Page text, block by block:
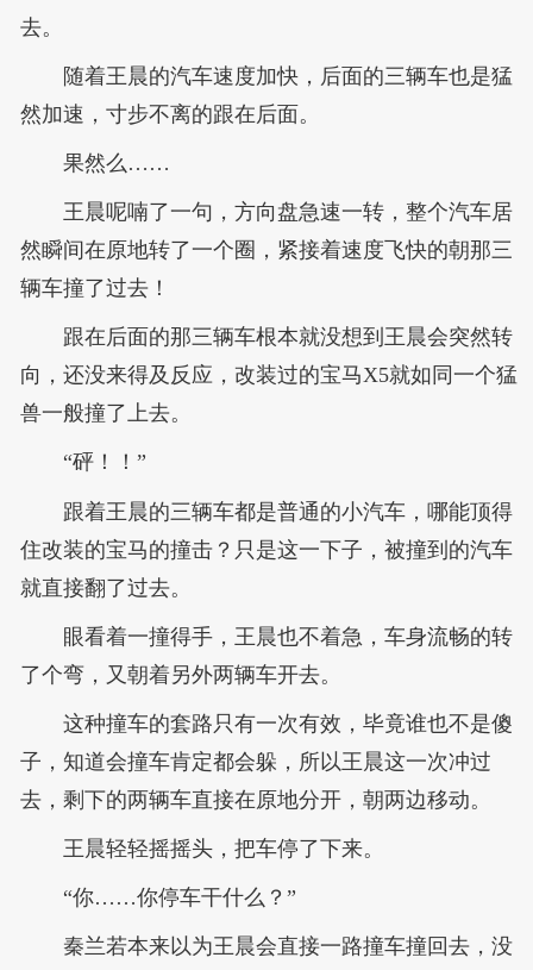
去。
随着王晨的汽车速度加快，后面的三辆车也是猛
然加速，寸步不离的跟在后面。
果然么……
王晨呢喃了一句，方向盘急速一转，整个汽车居
然瞬间在原地转了一个圈，紧接着速度飞快的朝那三
辆车撞了过去！
跟在后面的那三辆车根本就没想到王晨会突然转
向，还没来得及反应，改装过的宝马X5就如同一个猛
兽一般撞了上去。
“砰！！”
跟着王晨的三辆车都是普通的小汽车，哪能顶得
住改装的宝马的撞击？只是这一下子，被撞到的汽车
就直接翻了过去。
眼看着一撞得手，王晨也不着急，车身流畅的转
了个弯，又朝着另外两辆车开去。
这种撞车的套路只有一次有效，毕竟谁也不是傻
子，知道会撞车肯定都会躲，所以王晨这一次冲过
去，剩下的两辆车直接在原地分开，朝两边移动。
王晨轻轻摇摇头，把车停了下来。
“你……你停车干什么？”
秦兰若本来以为王晨会直接一路撞车撞回去，没